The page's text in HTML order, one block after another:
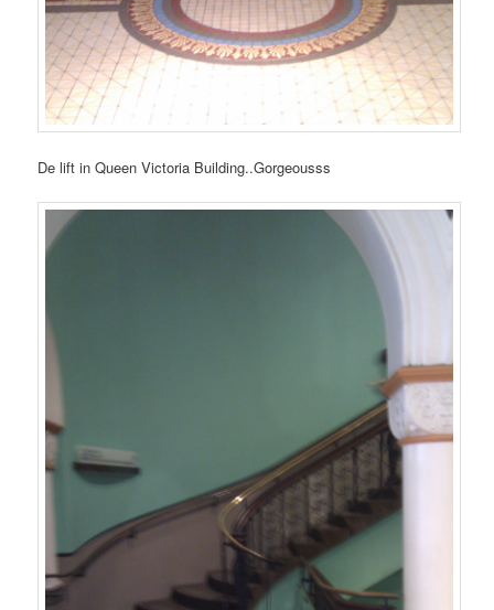
De lift in Queen Victoria Building..Gorgeousss